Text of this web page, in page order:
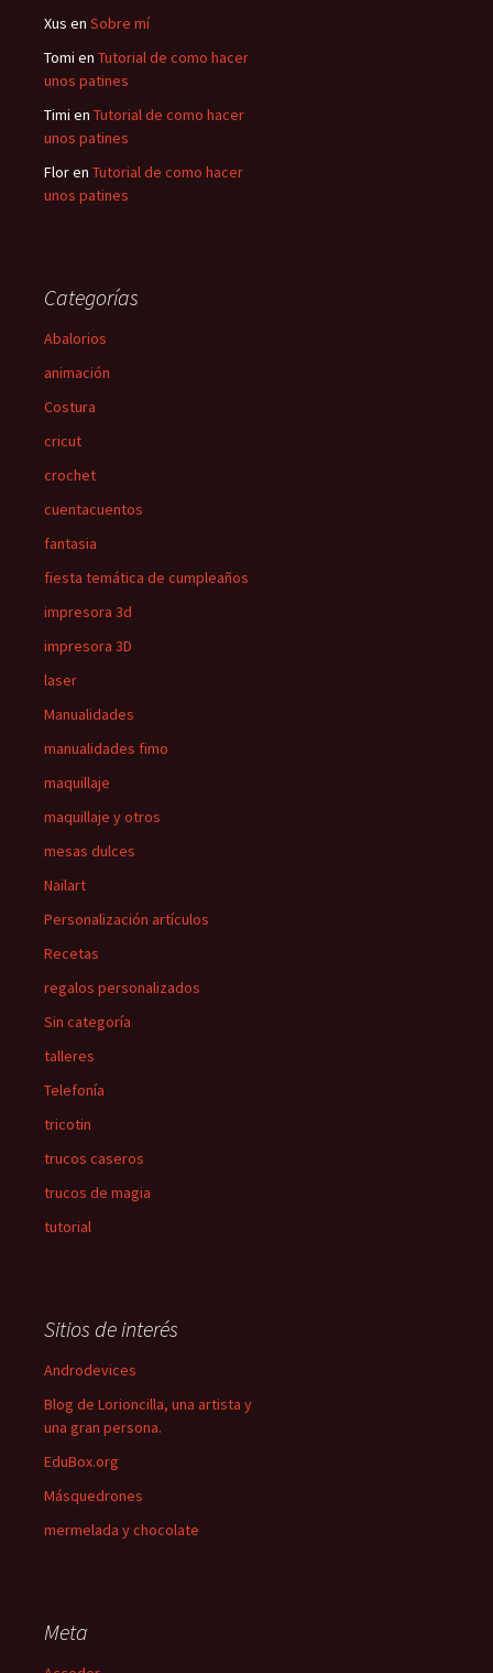
Xus en Sobre mí
Tomi en Tutorial de como hacer
unos patines
Timi en Tutorial de como hacer
unos patines
Floren Tutorial de como hacer
unos patines
Categorías
Abalorios
animación
Costura
cricut
crochet
cuentacuentos
fantasia
fiesta temática de cumpleaños
impresora 3d
impresora 3D
laser
Manualidades
manualidades fimo
maquillaje
maquillaje y otros
mesas dulces
Nailart
Personalización artículos
Recetas
regalos personalizados
Sin categoría
talleres
Telefonía
tricotin
trucos caseros
trucos de magia
tutorial
Sitios de interés
Androdevices
Blog de Lorioncilla, una artista y
una gran persona.
EduBox.org
Másquedrones
mermelada y chocolate
Meta